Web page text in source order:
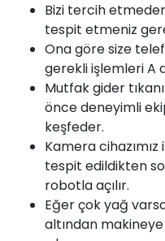
Bizi tercih
tespit etmeniz
Ona göre size
gerekli işlemleri A
Mutfak gider
önce deneyimli
keşfeder.
Kamera
tespit edildikten
robotla açılır.
Eğer çok yağ
altından